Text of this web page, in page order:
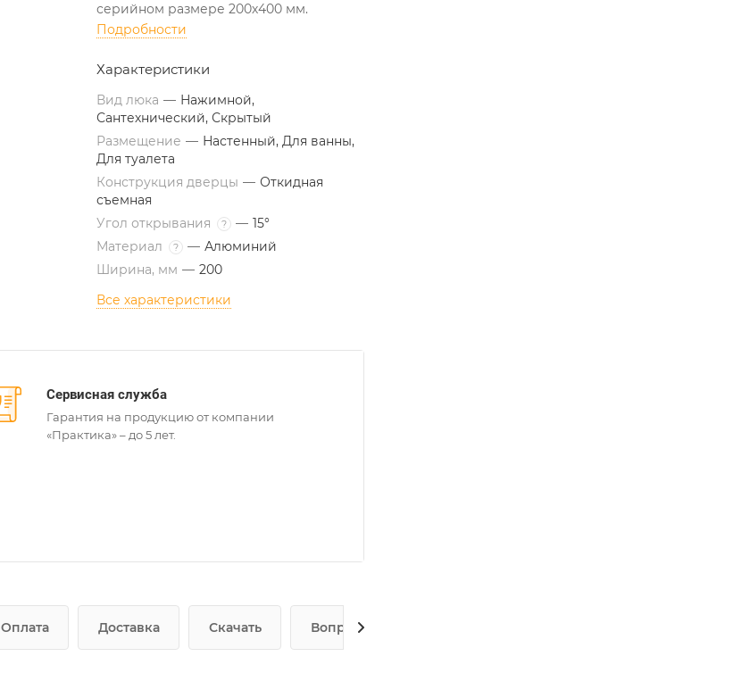
серийном размере 200х400 мм.
Подробности
Характеристики
Вид люка — Нажимной,
Сантехнический, Скрытый
Размещение — Настенный, Для ванны,
Для туалета
Конструкция дверцы — Откидная
съемная
Угол открывания
? — 15°
Материал
? — Алюминий
Ширина, мм — 200
Все характеристики
Сервисная служба
Гарантия на продукцию от компании
«Практика» – до 5 лет.
Оплата Доставка Скачать Вопросы и ответы